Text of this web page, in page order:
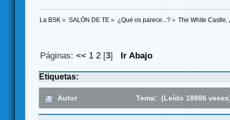
La BSK » SALÓN DE TE » ¿Qué os parece...?» The White
Páginas:<< 1 2 [3] Ir Abajo
Etiquetas:
Autor Tema: (Leído 18986